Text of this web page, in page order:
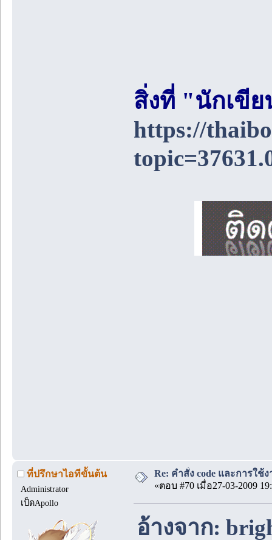
สิ่งที่ "นักเขี
https://
ที่ปรึกษาไอทีขั้นต้น
Administrator
เป็ดApollo
Re: คำสั่ง code และการใช้
«ตอบ #70 เมื่อ27-03-2009
อ้างจาก: